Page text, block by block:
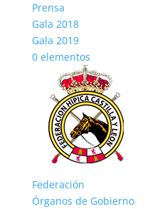
Prensa
Gala 2018
Gala 2019
0 elementos
Federación
Órganos de Gobierno